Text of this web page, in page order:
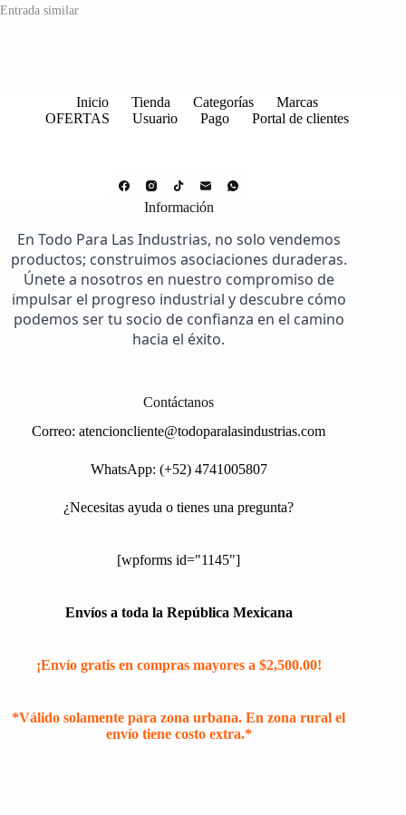
Entrada similar
Inicio Tienda Categorías
Marcas
OFERTAS
Usuario Pago Portal de clientes
Información
En Todo Para Las Industrias, no solo vendemos
productos; construimos asociaciones duraderas.
Únete a nosotros en nuestro compromiso de
impulsar el progreso industrial y descubre cómo
podemos ser tu socio de confianza en el camino
hacia el éxito.
Contáctanos
Correo:atencioncliente@todoparalasindustrias.com
WhatsApp: (+52) 4741005807
¿Necesitas ayuda o tienes una pregunta?
[wpforms id="1145"]
Envíos a toda la República Mexicana
¡Envío gratis en compras mayores a $2,500.00!
*Válido solamente para zona urbana. En zona rural el
envío tiene costo extra.*